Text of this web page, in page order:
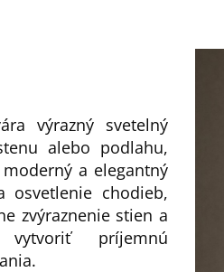
výrazný svetelný
alebo podlahu,
a elegantný
osvetlenie chodieb,
zvýraznenie stien a
príjemnú